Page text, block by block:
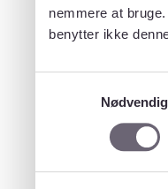
nemmere at
benytter ikke
Nødvendig